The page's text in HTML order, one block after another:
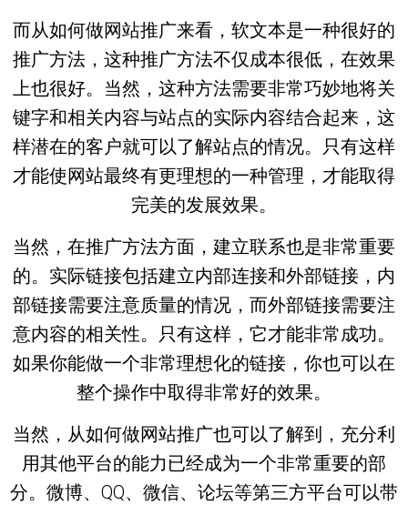
而从如何做网站推广来看，软文本是一种很好的
推广方法，这种推广方法不仅成本很低，在效果
上也很好。当然，这种方法需要非常巧妙地将关
键字和相关内容与站点的实际内容结合起来，这
样潜在的客户就可以了解站点的情况。只有这样
才能使网站最终有更理想的一种管理，才能取得
完美的发展效果。
当然，在推广方法方面，建立联系也是非常重要
的。实际链接包括建立内部连接和外部链接，内
部链接需要注意质量的情况，而外部链接需要注
意内容的相关性。只有这样，它才能非常成功。
如果你能做一个非常理想化的链接，你也可以在
整个操作中取得非常好的效果。
当然，从如何做网站推广也可以了解到，充分利
用其他平台的能力已经成为一个非常重要的部
分。微博、QQ、微信、论坛等第三方平台可以带